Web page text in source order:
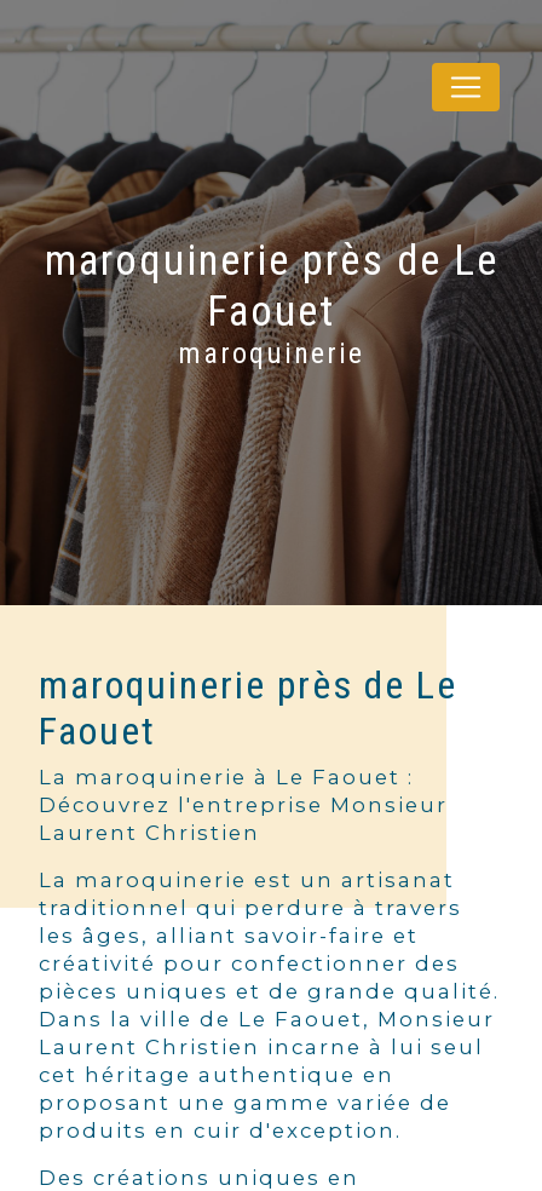
maroquinerie près de Le
Faouet
maroquinerie
maroquinerie près de Le
Faouet
La maroquinerie à Le Faouet :
Découvrez l'entreprise Monsieur
Laurent Christien
La maroquinerie est un artisanat
traditionnel qui perdure à travers
les âges, alliant savoir-faire et
créativité pour confectionner des
pièces uniques et de grande qualité.
Dans la ville de Le Faouet, Monsieur
Laurent Christien incarne à lui seul
cet héritage authentique en
proposant une gamme variée de
produits en cuir d'exception.
Des créations uniques en